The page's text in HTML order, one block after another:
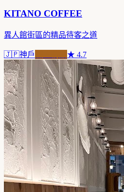
KITANO COFFEE
異人館街區的精品待客之道
🇯🇵神戶 ★ 4.7